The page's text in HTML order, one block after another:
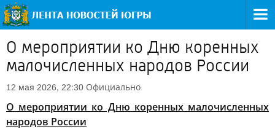
О мероприятии ко Дню коренных
малочисленных народов России
12 мая 2026, 22:30 Официально
О мероприятии ко Дню коренных малочисленных
народов России